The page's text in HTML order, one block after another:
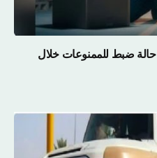
«المنافذ الجمركية»: تسجيل 1059 حالة ضبط للممنوعات خلال